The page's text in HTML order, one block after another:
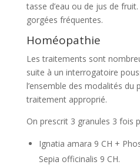
tasse d’eau ou de jus de
gorgées fréquentes.
Homéopathie
Les traitements sont
suite à un interrogatoire
l’ensemble des modalités du
traitement approprié.
On prescrit 3 granules 3 fois
Ignatia amara 9 CH +
Sepia officinalis 9 CH.